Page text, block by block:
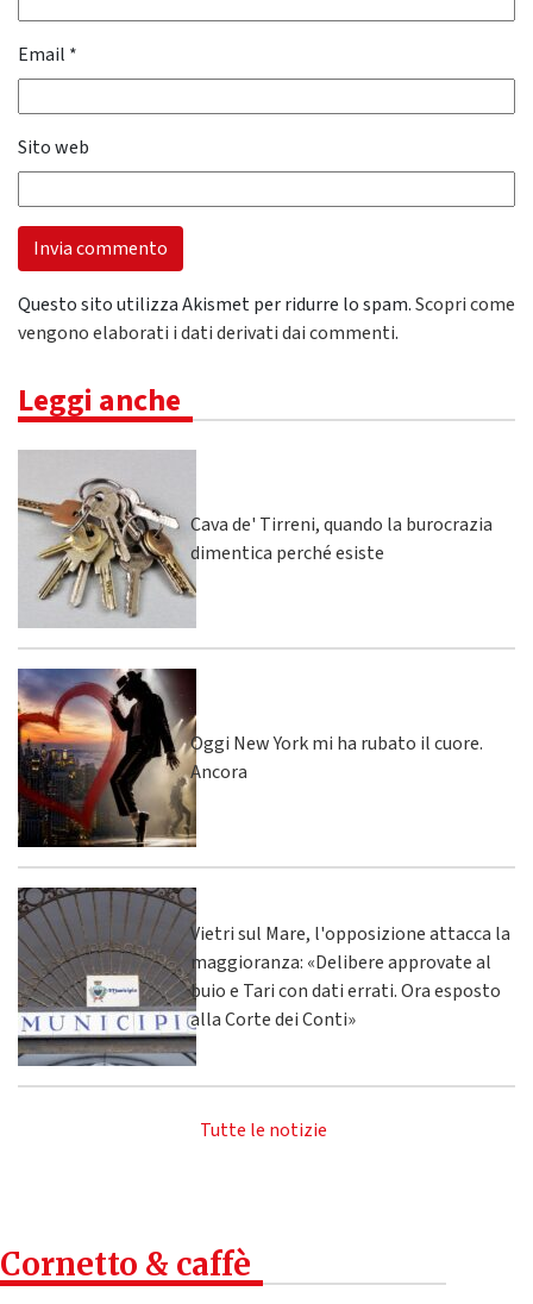
Email *
Sito web
Questo sito utilizza Akismet per ridurre lo spam.Scopri come
vengono elaborati i dati derivati dai commenti.
Leggi anche
Cava de' Tirreni, quando la burocrazia
dimentica perché esiste
Oggi New York mi ha rubato il cuore.
Ancora
Vietri sul Mare, l'opposizione attacca la
maggioranza: «Delibere approvate al
buio e Tari con dati errati. Ora esposto
alla Corte dei Conti»
Tutte le notizie
Cornetto & caffè